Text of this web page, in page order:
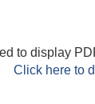
to display
Click here to